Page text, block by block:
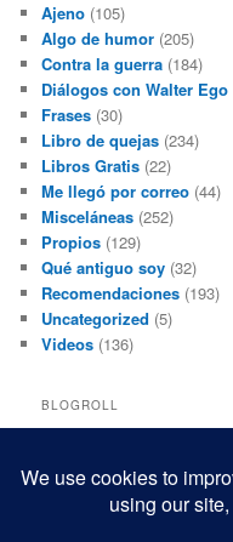
Ajeno (105)
Algo de humor (205)
Contra la guerra (184)
Diálogos con Walter Ego
Frases (30)
Libro de quejas (234)
Libros Gratis (22)
Me llegó por correo (44)
Misceláneas (252)
Propios (129)
Qué antiguo soy (32)
Recomendaciones (193)
Uncategorized (5)
Videos (136)
BLOGROLL
Black and White Power
Mis macrofotografías
Teresita Rivas